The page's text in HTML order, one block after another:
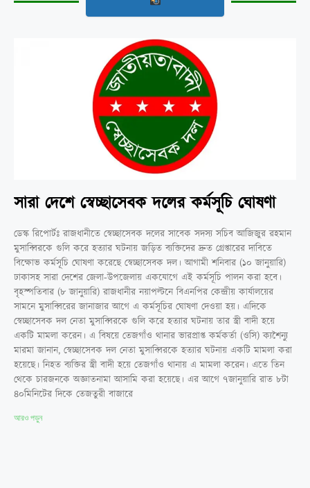
সারা দেশে স্বেচ্ছাসেবক দলের কর্মসূচি ঘোষণা
ডেস্ক রিপোর্টঃ রাজধানীতে স্বেচ্ছাসেবক দলের সাবেক সদস্য সচিব আজিজুর রহমান
মুসাব্বিরকে গুলি করে হত্যার ঘটনায় জড়িত ব্যক্তিদের দ্রুত গ্রেপ্তারের দাবিতে
বিক্ষোভ কর্মসূচি ঘোষণা করেছে স্বেচ্ছাসেবক দল। আগামী শনিবার (১০ জানুয়ারি)
ঢাকাসহ সারা দেশের জেলা-উপজেলায় একযোগে এই কর্মসূচি পালন করা হবে।
বৃহস্পতিবার (৮ জানুয়ারি) রাজধানীর নয়াপল্টনে বিএনপির কেন্দ্রীয় কার্যালয়ের
সামনে মুসাব্বিরের জানাজার আগে এ কর্মসূচির ঘোষণা দেওয়া হয়। এদিকে
স্বেচ্ছাসেবক দল নেতা মুসাব্বিরকে গুলি করে হত্যার ঘটনায় তার স্ত্রী বাদী হয়ে
একটি মামলা করেন। এ বিষয়ে তেজগাঁও থানার ভারপ্রাপ্ত কর্মকর্তা (ওসি) ক্যশৈন্যু
মারমা জানান, স্বেচ্ছাসেবক দল নেতা মুসাব্বিরকে হত্যার ঘটনায় একটি মামলা করা
হয়েছে। নিহত ব্যক্তির স্ত্রী বাদী হয়ে তেজগাঁও থানায় এ মামলা করেন। এতে তিন
থেকে চারজনকে অজ্ঞাতনামা আসামি করা হয়েছে। এর আগে ৭জানুয়ারি রাত ৮টা
৪০মিনিটের দিকে তেজতুরী বাজারে
আরও পড়ুন